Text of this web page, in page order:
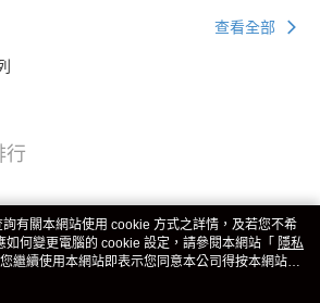
查看全部
行
有關本網站使用 cookie 方式之詳情，及若您不希
何變更電腦的 cookie 設定，請參閱本網站「 隱私
繼續使用本網站即表示您同意本公司得按本網站使
。